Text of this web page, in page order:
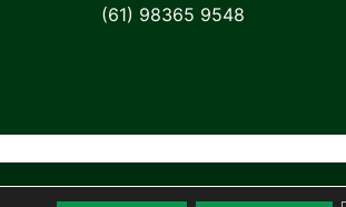
(61) 98365 9548